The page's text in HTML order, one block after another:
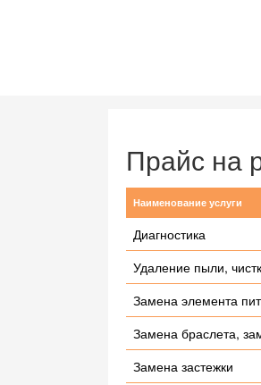
Прайс на
Наименование услуги
Диагностика
Удаление пыли,
Замена элемента
Замена браслета,
Замена застежки